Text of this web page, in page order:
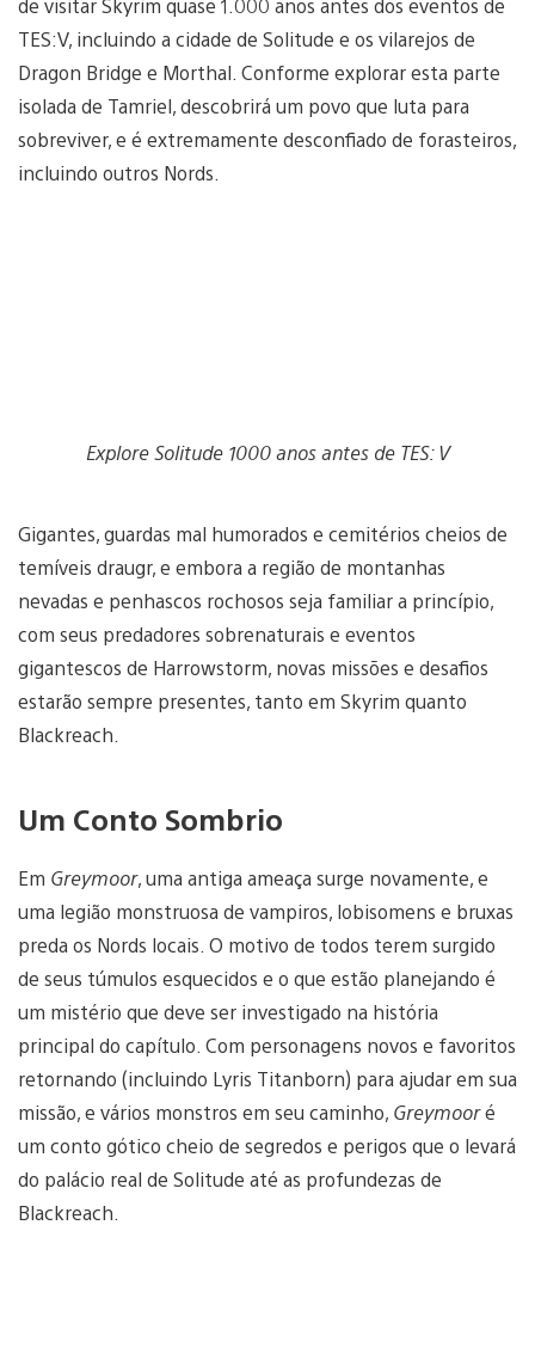
TES:V, incluindo a cidade de Solitude e os vilarejos de
Dragon Bridge e Morthal. Conforme explorar esta parte
isolada de Tamriel, descobrirá um povo que luta para
sobreviver, e é extremamente desconfiado de forasteiros,
incluindo outros Nords.
Explore Solitude 1000 anos antes de TES: V
Gigantes, guardas mal humorados e cemitérios cheios de
temíveis draugr, e embora a região de montanhas
nevadas e penhascos rochosos seja familiar a princípio,
com seus predadores sobrenaturais e eventos
gigantescos de Harrowstorm, novas missões e desafios
estarão sempre presentes, tanto em Skyrim quanto
Blackreach.
Um Conto Sombrio
Em Greymoor, uma antiga ameaça surge novamente, e
uma legião monstruosa de vampiros, lobisomens e bruxas
preda os Nords locais. O motivo de todos terem surgido
de seus túmulos esquecidos e o que estão planejando é
um mistério que deve ser investigado na história
principal do capítulo. Com personagens novos e favoritos
retornando (incluindo Lyris Titanborn) para ajudar em sua
missão, e vários monstros em seu caminho, Greymooré
um conto gótico cheio de segredos e perigos que o levará
do palácio real de Solitude até as profundezas de
Blackreach.